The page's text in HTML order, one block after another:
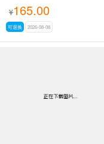
¥165.00
可退换 2026-08-08